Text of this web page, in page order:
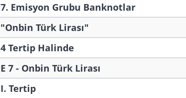
7. Emisyon Grubu Banknotlar
"Onbin Türk Lirası"
4 Tertip Halinde
E 7 - Onbin Türk Lirası
I. Tertip